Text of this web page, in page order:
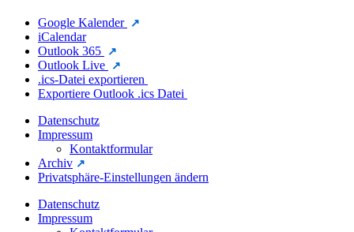
Google Kalender
iCalendar
Outlook 365
Outlook Live
.ics-Datei exportieren
Exportiere Outlook .ics Datei
Datenschutz
Impressum
Kontaktformular
Archiv
Privatsphäre-Einstellungen ändern
Datenschutz
Impressum